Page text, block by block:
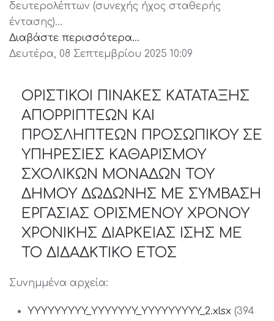
δευτερολέπτων (συνεχής ήχος σταθερής
έντασης)…
Διαβάστε περισσότερα...
Δευτέρα, 08 Σεπτεμβρίου 2025 10:09
ΟΡΙΣΤΙΚΟΙ ΠΙΝΑΚΕΣ ΚΑΤΑΤΑΞΗΣ
ΑΠΟΡΡΙΠΤΕΩΝ ΚΑΙ
ΠΡΟΣΛΗΠΤΕΩΝ ΠΡΟΣΩΠΙΚΟΥ ΣΕ
ΥΠΗΡΕΣΙΕΣ ΚΑΘΑΡΙΣΜΟΥ
ΣΧΟΛΙΚΩΝ ΜΟΝΑΔΩΝ ΤΟΥ
ΔΗΜΟΥ ΔΩΔΩΝΗΣ ΜΕ ΣΥΜΒΑΣΗ
ΕΡΓΑΣΙΑΣ ΟΡΙΣΜΕΝΟΥ ΧΡΟΝΟΥ
ΧΡΟΝΙΚΗΣ ΔΙΑΡΚΕΙΑΣ ΙΣΗΣ ΜΕ
ΤΟ ΔΙΔΑΔΚΤΙΚΟ ΕΤΟΣ
Συνημμένα αρχεία:
YYYYYYYYY_YYYYYYY_YYYYYYYYY_2.xlsx (394